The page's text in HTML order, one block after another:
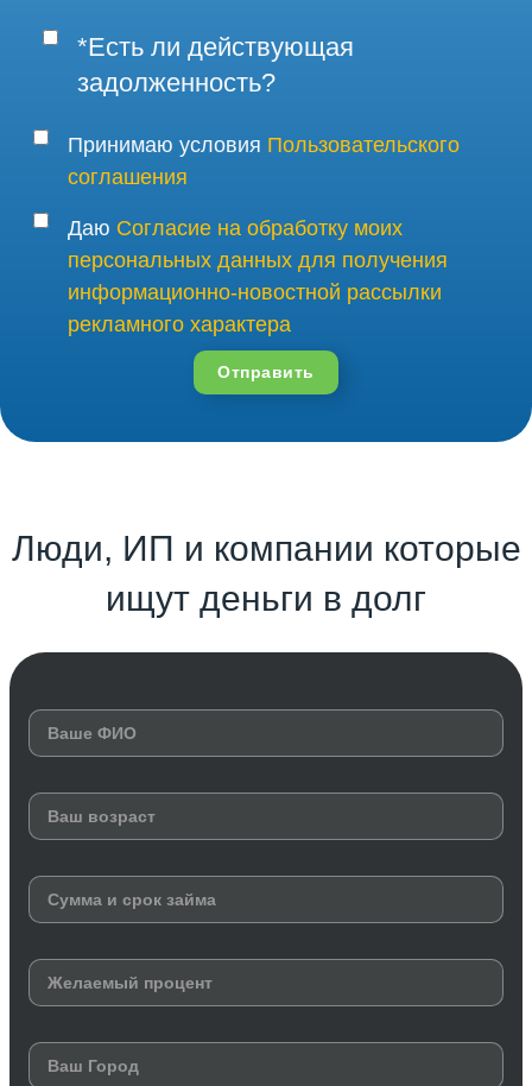
*Есть ли действующая
задолженность?
Принимаю условия Пользовательского
соглашения
Даю Согласие на обработку моих
персональных данных для получения
информационно-новостной рассылки
рекламного характера
Отправить
Люди, ИП и компании которые
ищут деньги в долг